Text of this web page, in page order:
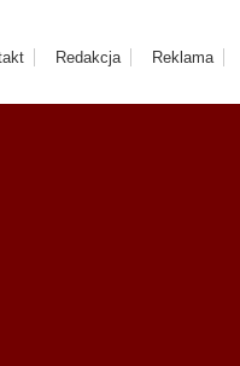
Redakcja Reklama